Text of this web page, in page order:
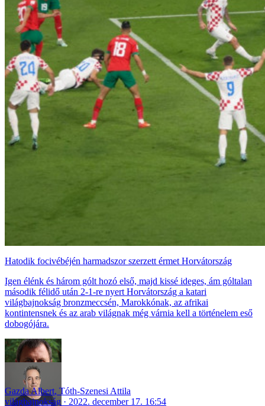
Hatodik focivébéjén harmadszor szerzett érmet Horvátország
Igen élénk és három gólt hozó első, majd kissé ideges, ám góltalan
második félidő után 2-1-re nyert Horvátország a katari
világbajnokság bronzmeccsén, Marokkónak, az afrikai
kontintensnek és az arab világnak még várnia kell a történelem eső
dobogójára.
Gazda Albert, Tóth-Szenesi Attila
világbajnokság
2022. december 17. 16:54